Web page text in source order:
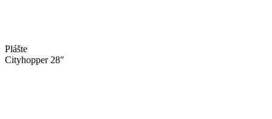
Plášte
Cityhopper 28"